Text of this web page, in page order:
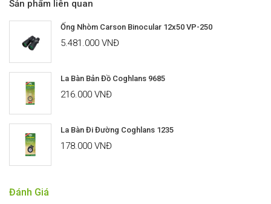
Sản phẩm liên quan
Ống Nhòm Carson Binocular 12x50 VP-250
5.481.000 VNĐ
La Bàn Bản Đồ Coghlans 9685
216.000 VNĐ
La Bàn Đi Đường Coghlans 1235
178.000 VNĐ
Đánh Giá